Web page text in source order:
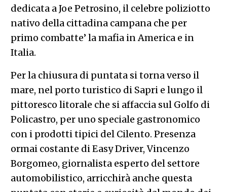
dedicata a Joe Petrosino, il celebre poliziotto
nativo della cittadina campana che per
primo combatte’ la mafia in America e in
Italia.
Per la chiusura di puntata si torna verso il
mare, nel porto turistico di Sapri e lungo il
pittoresco litorale che si affaccia sul Golfo di
Policastro, per uno speciale gastronomico
con i prodotti tipici del Cilento. Presenza
ormai costante di Easy Driver, Vincenzo
Borgomeo, giornalista esperto del settore
automobilistico, arricchirà anche questa